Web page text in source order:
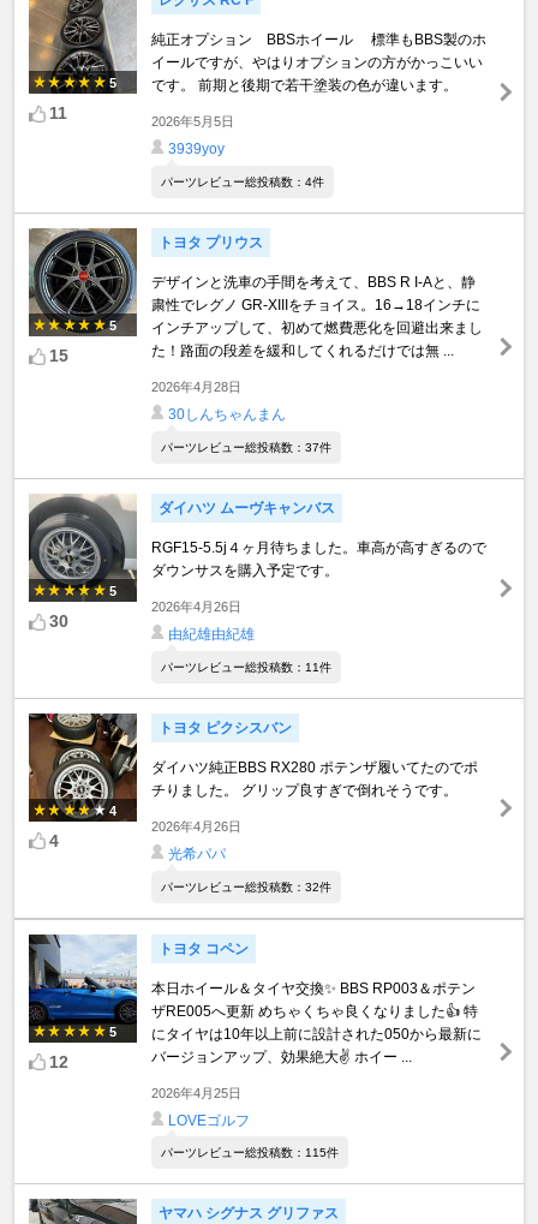
5
11
純正オプション BBSホイール 標準もBBS製のホ
イールですが、やはりオプションの方がかっこいい
です。 前期と後期で若干塗装の色が違います。
2026年5月5日
3939yoy
パーツレビュー総投稿数：4件
5
15
トヨタ プリウス
デザインと洗車の手間を考えて、BBS R I-Aと、静
粛性でレグノ GR-XIIIをチョイス。16→18インチに
インチアップして、初めて燃費悪化を回避出来まし
た！路面の段差を緩和してくれるだけでは無 ...
2026年4月28日
30しんちゃんまん
パーツレビュー総投稿数：37件
5
30
ダイハツ ムーヴキャンバス
RGF15-5.5j４ヶ月待ちました。車高が高すぎるので
ダウンサスを購入予定です。
2026年4月26日
由紀雄由紀雄
パーツレビュー総投稿数：11件
4
4
トヨタ ピクシスバン
ダイハツ純正BBS RX280 ポテンザ履いてたのでポ
チりました。 グリップ良すぎで倒れそうです。
2026年4月26日
光希パパ
パーツレビュー総投稿数：32件
5
12
トヨタ コペン
本日ホイール＆タイヤ交換✨️ BBS RP003＆ポテン
ザRE005へ更新 めちゃくちゃ良くなりました👍️ 特
にタイヤは10年以上前に設計された050から最新に
バージョンアップ、効果絶大✌ ホイー ...
2026年4月25日
LOVEゴルフ
パーツレビュー総投稿数：115件
ヤマハ シグナス グリファス